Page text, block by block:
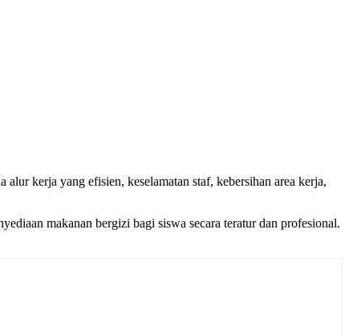
kerja yang efisien, keselamatan staf, kebersihan area kerja,
makanan bergizi bagi siswa secara teratur dan profesional.